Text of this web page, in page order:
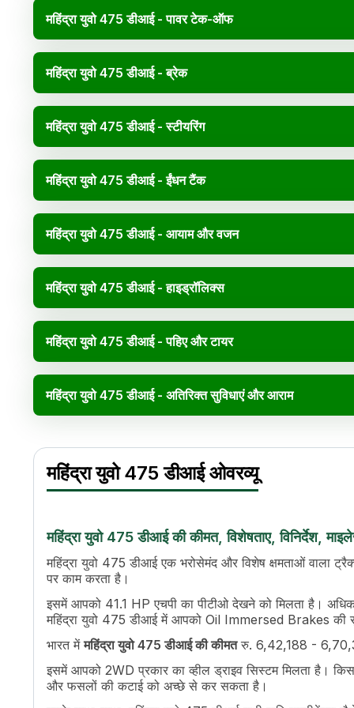
महिंद्रा युवो 475 डीआई - पावर टेक-ऑफ
महिंद्रा युवो 475 डीआई - ब्रेक
महिंद्रा युवो 475 डीआई - स्टीयरिंग
महिंद्रा युवो 475 डीआई - ईंधन टैंक
महिंद्रा युवो 475 डीआई - आयाम और वजन
महिंद्रा युवो 475 डीआई - हाइड्रॉलिक्स
महिंद्रा युवो 475 डीआई - पहिए और टायर
महिंद्रा युवो 475 डीआई - अतिरिक्त सुविधाएं और आराम
एचपी
42
पावर (kW)
31.3 kW
डिस्प्लेसमेंट
2979 CC
इंजन रेटेड आरपीएम
कूलिंग सिस्टम
Liquid Cooled
ट्रांसमिशन नाम
Full Constant Mesh
गियर की संख्या
12 Forward + 3 Reverse
अधिकतम फॉरवर्ड स्पीड30.61 Kmph
अधिकतम रिवर्स स्पीड 11.2 Kmph
क्लच
Dry Type Single / Dual- Crpto
पीटीओ एचपी
41.1 HP
महिंद्रा युवो 475 डीआई ओवरव्यू
महिंद्रा युवो 475 डीआई की कीमत, विशेषताए, विनिर्देश,
महिंद्रा युवो 475 डीआई एक भरोसेमंद और विशेष क्षमताओं वाला
पर काम करता है।
इसमें आपको 41.1 HP एचपी का पीटीओ देखने को मिलता है।
महिंद्रा युवो 475 डीआई में आपको Oil Immersed Brakes की
भारत मेंमहिंद्रा युवो 475 डीआई की कीमतरु. 6,42,188 -
इसमें आपको 2WD प्रकार का व्हील ड्राइव सिस्टम मिलता है।
और फसलों की कटाई को अच्छे से कर सकता है।